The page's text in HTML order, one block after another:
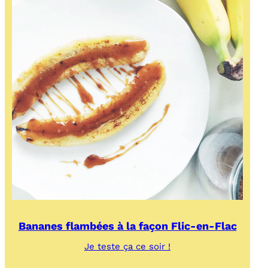
Bananes flambées à la façon Flic-en-Flac
Je teste ça ce soir !